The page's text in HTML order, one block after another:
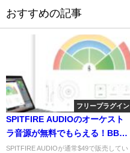
おすすめの記事
フリープラグイン
SPITFIRE AUDIOのオーケスト
ラ音源が無料でもらえる！BBC
Symphony Orchestra Discover
SPITFIRE AUDIOが通常$49で販売してい